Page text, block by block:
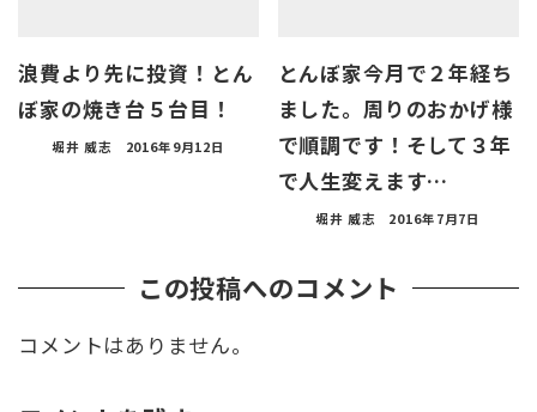
浪費より先に投資！とん
ぼ家の焼き台５台目！
堀井 威志 2016年9月12日
とんぼ家今月で２年経ち
ました。周りのおかげ様
で順調です！そして３年
で人生変えます…
堀井 威志 2016年7月7日
この投稿へのコメント
コメントはありません。